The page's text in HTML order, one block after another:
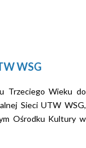
WSG
Trzeciego Wieku do
Sieci UTW WSG,
Ośrodku Kultury w